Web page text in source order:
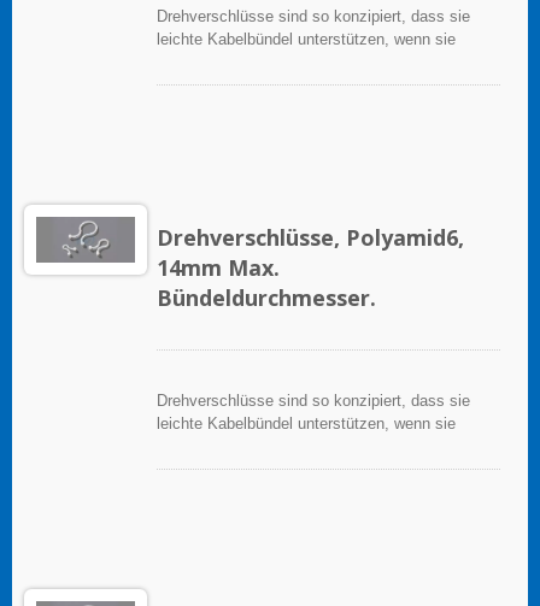
Drehverschlüsse sind so konzipiert, dass sie
leichte Kabelbündel unterstützen, wenn sie
fettfreien Oberfläche angewendet werden.
Drehverschlüsse, Polyamid6,
14mm Max.
Bündeldurchmesser.
Drehverschlüsse sind so konzipiert, dass sie
leichte Kabelbündel unterstützen, wenn sie
fettfreien Oberfläche angewendet werden.